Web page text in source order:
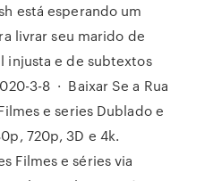
está esperando um
livrar seu marido de
injusta e de subtextos
3-8 · Baixar Se a Rua
e series Dublado e
720p, 3D e 4k.
Filmes e séries via